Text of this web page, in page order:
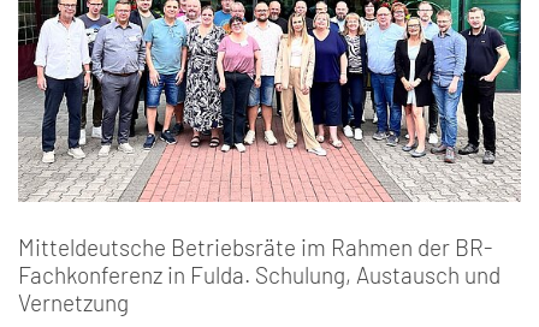
Mitteldeutsche Betriebsräte im Rahmen der BR-
Fachkonferenz in Fulda. Schulung, Austausch und
Vernetzung